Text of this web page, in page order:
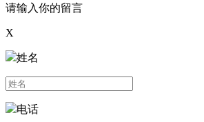
请输入你的留言
X
姓名
电话